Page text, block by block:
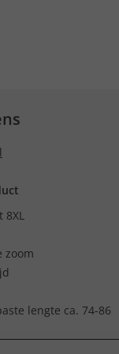
8XL
zoom
lengte ca. 74-86